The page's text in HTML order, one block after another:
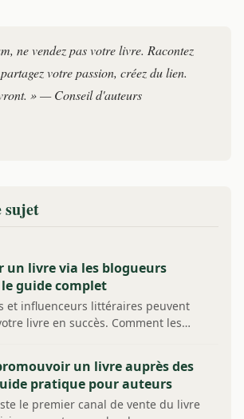
ne vendez pas votre livre. Racontez
votre passion, créez du lien.
» — Conseil d'auteurs
sujet
un livre via les blogueurs
guide complet
et influenceurs littéraires peuvent
livre en succès. Comment les…
un livre auprès des
pratique pour auteurs
le premier canal de vente du livre